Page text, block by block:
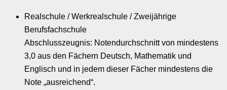
Realschule / Werkrealschule / Zweijährige
Berufsfachschule
Abschlusszeugnis: Notendurchschnitt von mindestens
3,0 aus den Fächern Deutsch, Mathematik und
Englisch und in jedem dieser Fächer mindestens die
Note „ausreichend“.